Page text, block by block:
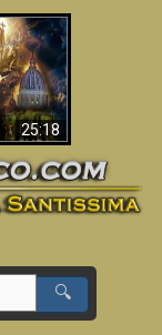
25:18
previsto
Papa?
🔍